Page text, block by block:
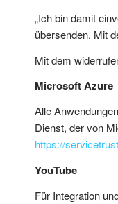
„Ich bin damit
übersenden. Mit
Mit dem
Microsoft Azure
Alle
Dienst, der von
https://
YouTube
Für Integration